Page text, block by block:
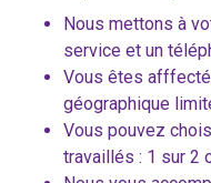
Nous mettons à
service et un
Vous êtes
géographique
Vous pouvez
travaillés : 1 sur 2